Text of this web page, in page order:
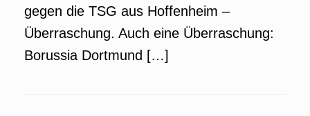
gegen die TSG aus Hoffenheim –
Überraschung. Auch eine Überraschung:
Borussia Dortmund […]